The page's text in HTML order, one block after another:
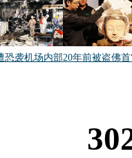
恐袭机场内部20年前被盗佛首